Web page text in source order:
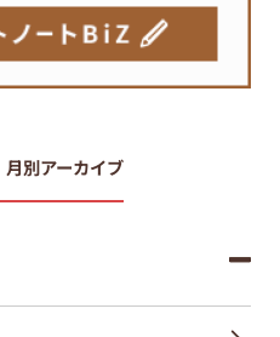
月別アーカイブ